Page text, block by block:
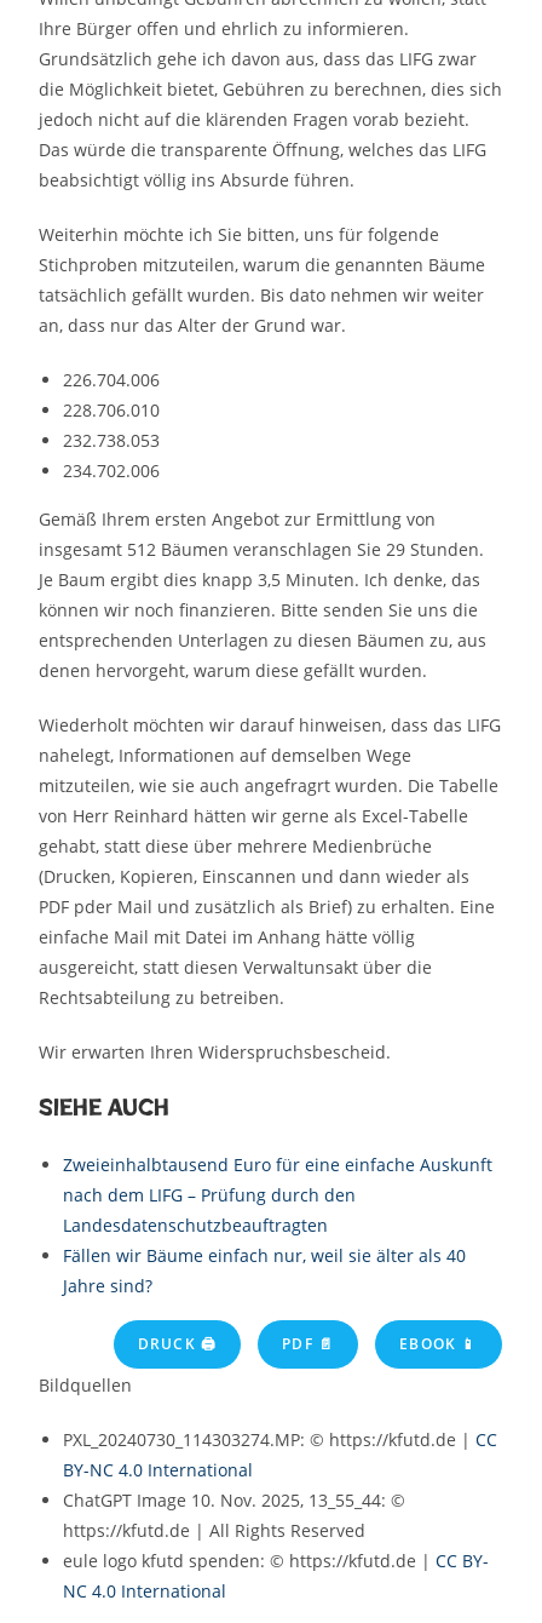
Ihre Bürger offen und ehrlich zu informieren.
Grundsätzlich gehe ich davon aus, dass das LIFG zwar
die Möglichkeit bietet, Gebühren zu berechnen, dies sich
jedoch nicht auf die klärenden Fragen vorab bezieht.
Das würde die transparente Öffnung, welches das LIFG
beabsichtigt völlig ins Absurde führen.
Weiterhin möchte ich Sie bitten, uns für folgende
Stichproben mitzuteilen, warum die genannten Bäume
tatsächlich gefällt wurden. Bis dato nehmen wir weiter
an, dass nur das Alter der Grund war.
226.704.006
228.706.010
232.738.053
234.702.006
Gemäß Ihrem ersten Angebot zur Ermittlung von
insgesamt 512 Bäumen veranschlagen Sie 29 Stunden.
Je Baum ergibt dies knapp 3,5 Minuten. Ich denke, das
können wir noch finanzieren. Bitte senden Sie uns die
entsprechenden Unterlagen zu diesen Bäumen zu, aus
denen hervorgeht, warum diese gefällt wurden.
Wiederholt möchten wir darauf hinweisen, dass das LIFG
nahelegt, Informationen auf demselben Wege
mitzuteilen, wie sie auch angefragrt wurden. Die Tabelle
von Herr Reinhard hätten wir gerne als Excel-Tabelle
gehabt, statt diese über mehrere Medienbrüche
(Drucken, Kopieren, Einscannen und dann wieder als
PDF pder Mail und zusätzlich als Brief) zu erhalten. Eine
einfache Mail mit Datei im Anhang hätte völlig
ausgereicht, statt diesen Verwaltunsakt über die
Rechtsabteilung zu betreiben.
Wir erwarten Ihren Widerspruchsbescheid.
Siehe auch
Zweieinhalbtausend Euro für eine einfache Auskunft
nach dem LIFG – Prüfung durch den
Landesdatenschutzbeauftragten
Fällen wir Bäume einfach nur, weil sie älter als 40
Jahre sind?
DRUCK 🖨 PDF 📄 EBOOK 📱
Bildquellen
PXL_20240730_114303274.MP: © https://kfutd.de |CC
BY-NC 4.0 International
ChatGPT Image 10. Nov. 2025, 13_55_44: ©
https://kfutd.de | All Rights Reserved
eule logo kfutd spenden: © https://kfutd.de |CC BY-
NC 4.0 International